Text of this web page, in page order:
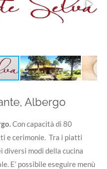
Albergo
Con capacità di 80
e cerimonie. Tra i piatti
diversi modi della cucina
E’ possibile eseguire menù